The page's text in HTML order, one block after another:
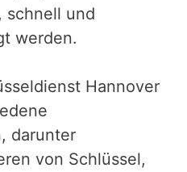
schnell und
werden.
Hannover
darunter
von Schlüssel,